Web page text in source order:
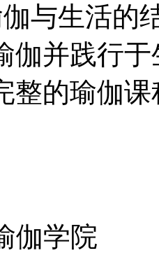
与生活的
伽并践行
整的瑜伽
伽学院